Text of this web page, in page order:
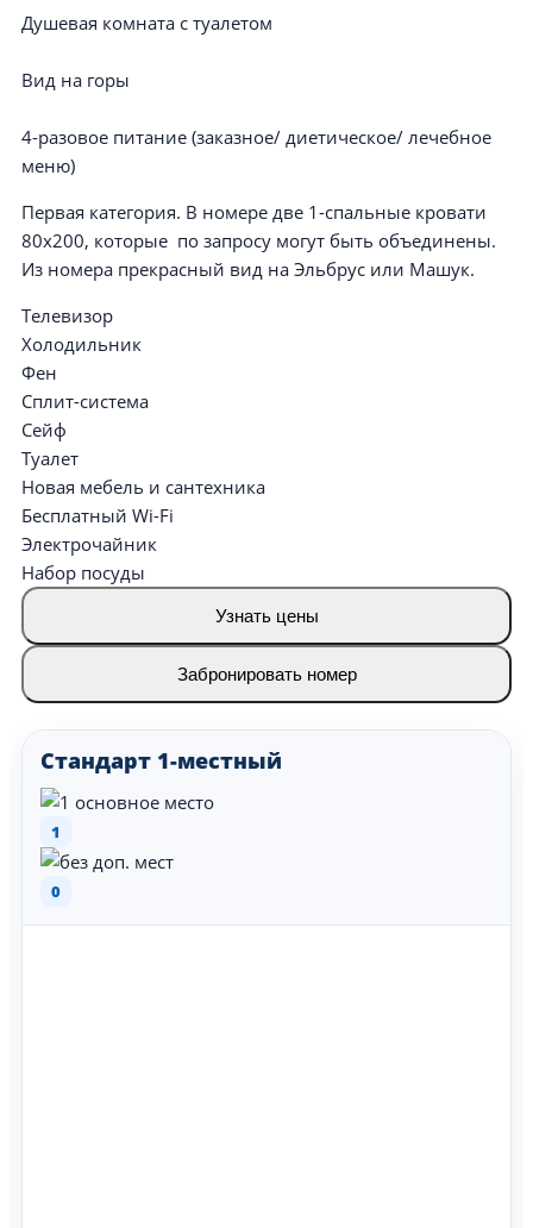
Душевая комната с туалетом
Вид на горы
4-разовое питание (заказное/ диетическое/ лечебное
меню)
Первая категория. В номере две 1-спальные кровати
80х200, которые по запросу могут быть объединены.
Из номера прекрасный вид на Эльбрус или Машук.
Телевизор
Холодильник
Фен
Сплит-система
Сейф
Туалет
Новая мебель и сантехника
Бесплатный Wi-Fi
Электрочайник
Набор посуды
Узнать цены
Забронировать номер
Стандарт 1-местный
1
0